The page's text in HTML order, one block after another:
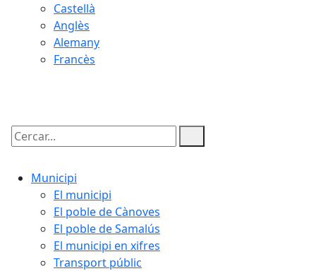
Castellà
Anglès
Alemany
Francès
Cercar:
Municipi
El municipi
El poble de Cànoves
El poble de Samalús
El municipi en xifres
Transport públic